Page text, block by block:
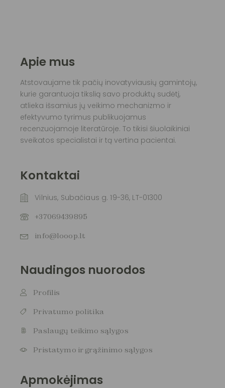
Apie mus
Atstovaujame tik pačių inovatyviausių gamintojų,
kurie garantuoja tikslią savo produktų sudėtį,
atlieka išsamius jų veikimo mechanizmo ir
efektyvumo tyrimus publikuojamus
recenzuojamoje literatūroje. To tikisi šiuolaikiniai
sveikatos specialistai ir tą vertina pacientai.
Kontaktai
Vilnius, Subačiaus g. 19-36, LT-01300
+37069439895
info@looop.lt
Naudingos nuorodos
Profilis
Privatumo politika
Paslaugų teikimo sąlygos
Pristatymo ir grąžinimo sąlygos
Apmokėjimas